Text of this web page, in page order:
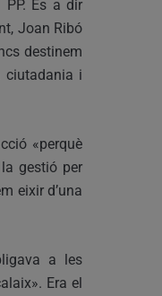
És a dir
Joan Ribó
destinem
ciutadania i
«perquè
gestió per
eixir d’una
a les
Era el